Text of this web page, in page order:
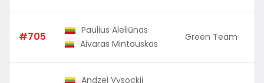
#705
Paulius Aleliūnas
Aivaras Mintauskas
Green Team
Andzej Vysockij